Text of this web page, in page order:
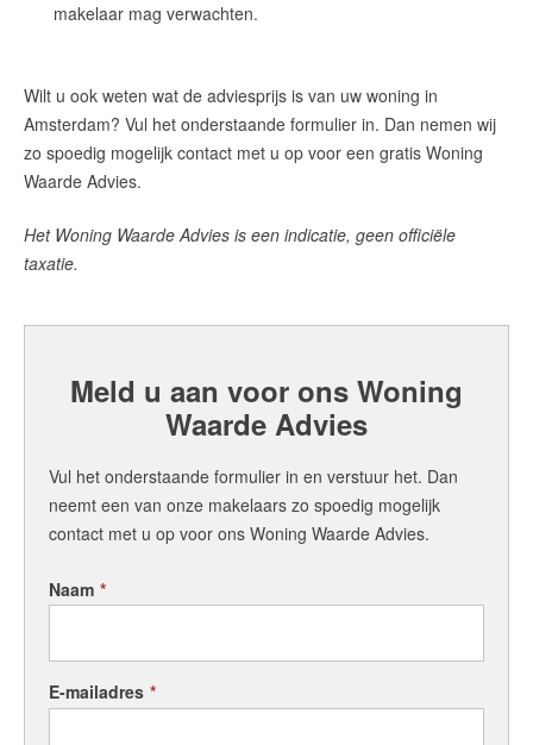
makelaar mag verwachten.
Wilt u ook weten wat de adviesprijs is van uw woning in
Amsterdam? Vul het onderstaande formulier in. Dan nemen wij
zo spoedig mogelijk contact met u op voor een gratis Woning
Waarde Advies.
Het Woning Waarde Advies is een indicatie, geen officiële
taxatie.
Meld u aan voor ons Woning
Waarde Advies
Vul het onderstaande formulier in en verstuur het. Dan
neemt een van onze makelaars zo spoedig mogelijk
contact met u op voor ons Woning Waarde Advies.
Naam *
E-mailadres *